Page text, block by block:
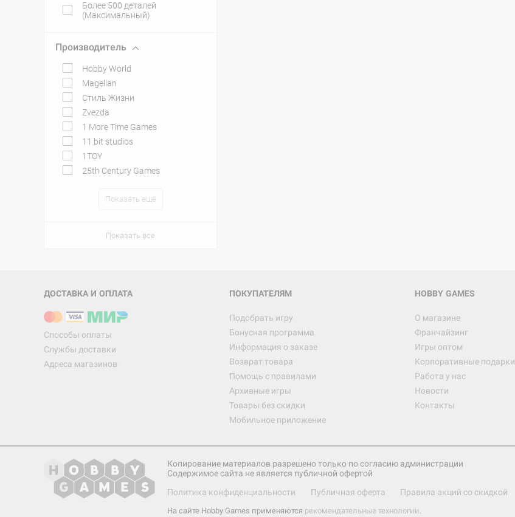
Более 500 деталей
(Максимальный)
Производитель
Hobby World
Magellan
Стиль Жизни
Zvezda
1 More Time Games
11 bit studios
1TOY
25th Century Games
Показать ещё
Показать все
ДОСТАВКА И ОПЛАТА
Способы оплаты
Службы доставки
Адреса магазинов
ПОКУПАТЕЛЯМ
Подобрать игру
Бонусная программа
Информация о заказе
Возврат товара
Помощь с правилами
Архивные игры
Товары без скидки
Мобильное приложение
HOBBY GAMES
О магазине
Франчайзинг
Игры оптом
Корпоративные подарки
Работа у нас
Новости
Контакты
Копирование материалов разрешено только по согласию администрации
Содержимое сайта не является публичной офертой
Политика конфиденциальности
Публичная оферта Правила акций со скидкой
На сайте Hobby Games применяются рекомендательные технологии.